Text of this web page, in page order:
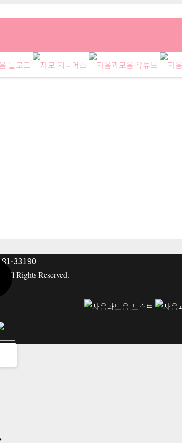
81-33190
All Rights Reserved.